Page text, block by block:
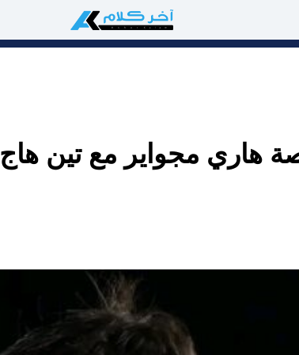
هاري مجواير مع تين هاج